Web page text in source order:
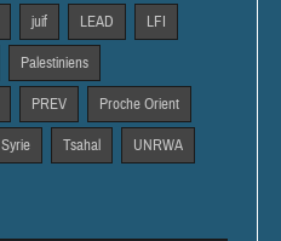
juif LEAD LFI
Palestiniens
PREV Proche Orient
Syrie Tsahal UNRWA